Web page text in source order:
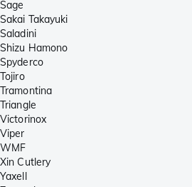
Sage
Sakai Takayuki
Saladini
Shizu Hamono
Spyderco
Tojiro
Tramontina
Triangle
Victorinox
Viper
WMF
Xin Cutlery
Yaxell